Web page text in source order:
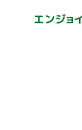
エンジ